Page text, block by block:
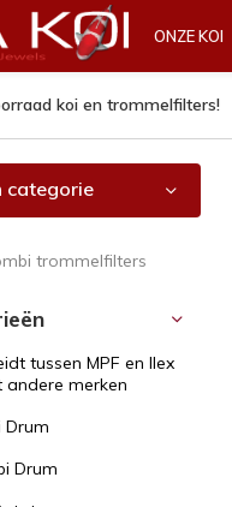
ONZE KOI
koi en trommelfilters!
categorie
trommelfilters
tussen MPF en Ilex
andere merken
Drum
Drum